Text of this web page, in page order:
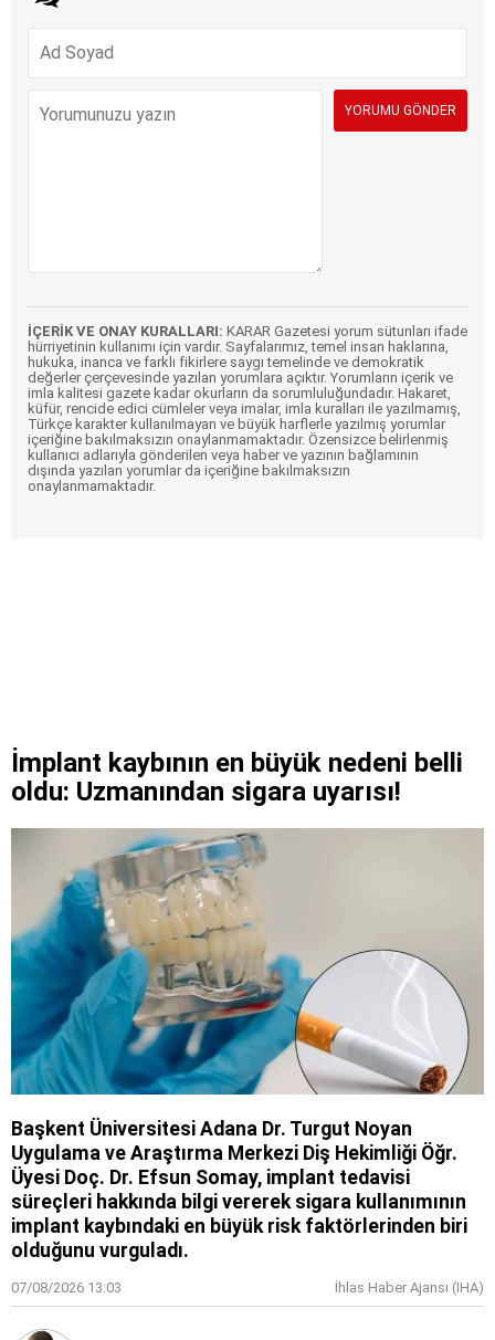
İÇERİK VE ONAY KURALLARI: KARAR Gazetesi yorum sütunları ifade
hürriyetinin kullanımı için vardır. Sayfalarımız, temel insan haklarına,
hukuka, inanca ve farklı fikirlere saygı temelinde ve demokratik
değerler çerçevesinde yazılan yorumlara açıktır. Yorumların içerik ve
imla kalitesi gazete kadar okurların da sorumluluğundadır. Hakaret,
küfür, rencide edici cümleler veya imalar, imla kuralları ile yazılmamış,
Türkçe karakter kullanılmayan ve büyük harflerle yazılmış yorumlar
içeriğine bakılmaksızın onaylanmamaktadır. Özensizce belirlenmiş
kullanıcı adlarıyla gönderilen veya haber ve yazının bağlamının
dışında yazılan yorumlar da içeriğine bakılmaksızın
onaylanmamaktadır.
İmplant kaybının en büyük nedeni belli
oldu: Uzmanından sigara uyarısı!
Başkent Üniversitesi Adana Dr. Turgut Noyan
Uygulama ve Araştırma Merkezi Diş Hekimliği Öğr.
Üyesi Doç. Dr. Efsun Somay, implant tedavisi
süreçleri hakkında bilgi vererek sigara kullanımının
implant kaybındaki en büyük risk faktörlerinden biri
olduğunu vurguladı.
07/08/2026 13:03 İhlas Haber Ajansı (IHA)